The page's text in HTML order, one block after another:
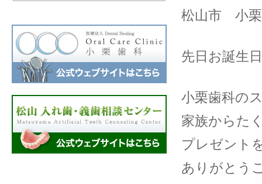
松山市 小栗
先日お誕生
小栗歯科の
家族からた
プレゼント
ありがとう